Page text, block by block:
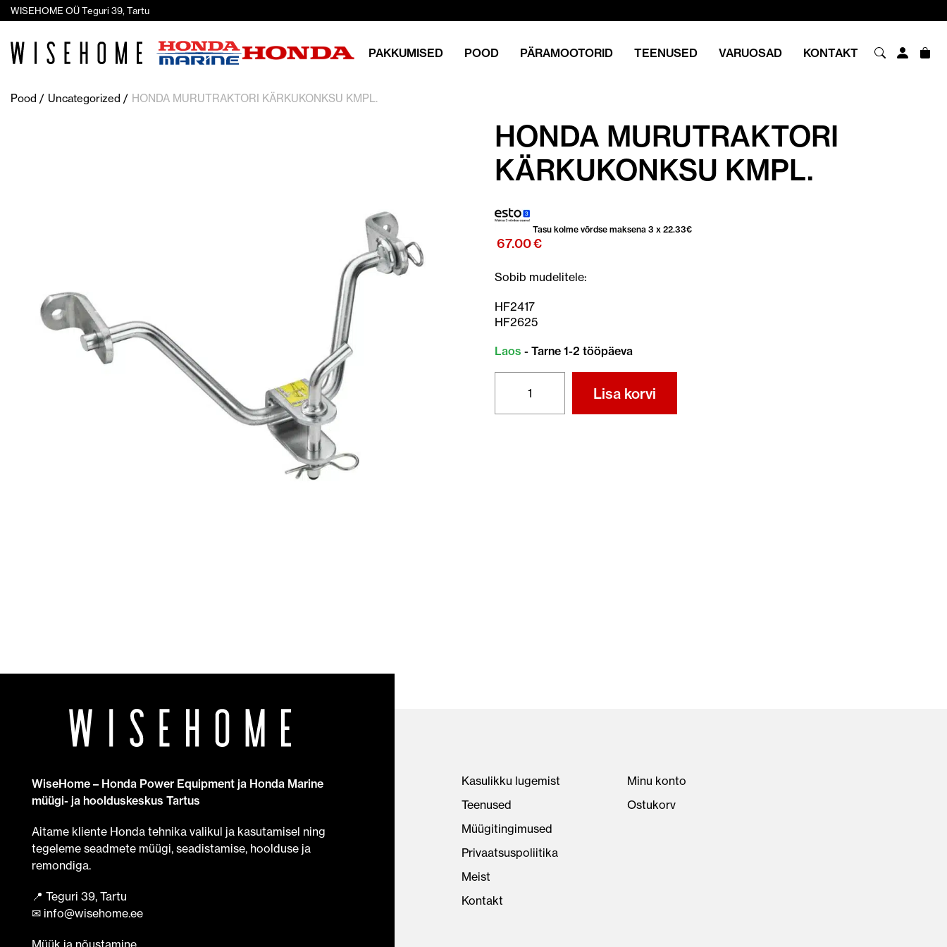
WISEHOME OÜ Teguri 39, Tartu
PAKKUMISED POOD PÄRAMOOTORID TEENUSED VARUOSAD KONTAKT
Pood Uncategorized HONDA MURUTRAKTORI KÄRKUKONKSU KMPL.
HONDA MURUTRAKTORI
KÄRKUKONKSU KMPL.
Tasu kolme võrdse maksena 3 x 22.33€
67.00€
Sobib mudelitele:
HF2417
HF2625
Laos - Tarne 1-2 tööpäeva
MURUTRAKTORI
Lisa korvi
WiseHome – Honda Power Equipment ja Honda Marine
müügi- ja hoolduskeskus Tartus
Aitame kliente Honda tehnika valikul ja kasutamisel ning
tegeleme seadmete müügi, seadistamise, hoolduse ja
remondiga.
📍 Teguri 39, Tartu
✉ info@wisehome.ee
Müük ja nõustamine
Kasulikku lugemist
Teenused
Müügitingimused
Privaatsuspoliitika
Meist
Kontakt
Minu konto
Ostukorv